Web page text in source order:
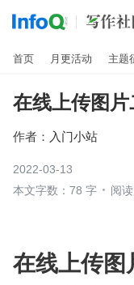
首页 月更活动 主题
在线上传图
作者： 入门小站
2022-03-13
本文字数：78 字
阅
在线上传